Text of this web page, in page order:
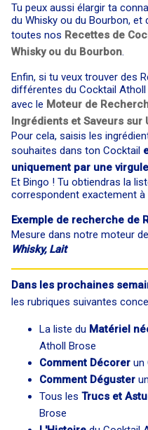
Tu peux aussi élargir ta
du Whisky ou du Bourbon,
toutes nos Recettes de
Whisky ou du Bourbon.
Enfin, si tu veux trouver des
différentes du Cocktail
avec le Moteur de
Ingrédients et Saveurs
Pour cela, saisis les
souhaites dans ton Cocktail
uniquement par une
Et Bingo ! Tu obtiendras la
correspondent exactement
Exemple de recherche de
Mesure dans notre moteur
Whisky, Lait
Dans les prochaines
les rubriques suivantes
La liste du Matériel
Atholl Brose
Comment Décorer un
Comment Déguster
Tous les Trucs et
Brose